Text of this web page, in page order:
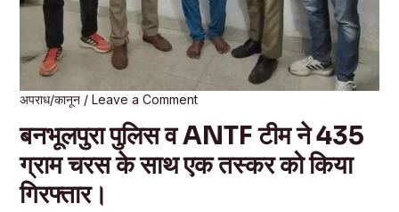
अपराध/कानून/ Leave a Comment
बनभूलपुरा पुलिस व ANTF टीम ने 435
ग्राम चरस के साथ एक तस्कर को किया
गिरफ्तार।